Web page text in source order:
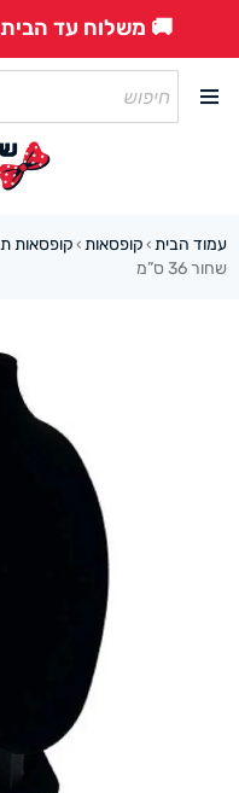
🚚 משלוח עד הבית
עמוד הבית › קופסאות › קופסאות
שחור 36 ס”מ